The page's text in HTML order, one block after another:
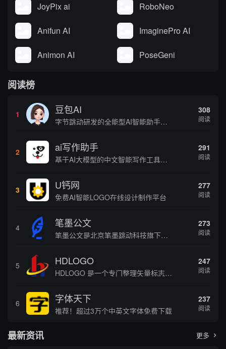
JoyPix ai RoboNeo
Anifun AI ImaginePro AI
Animon AI PoseGeni
阅读榜
1 豆包AI
字节跳动研发的全能型AI智能助手，提供智能对话、知识问答、内容创作、学习办公等一站式AI服务
308
阅读
2 ai写作助手
基于AI大模型的中文智能写作工具，面向学生、自媒体、职场人士提供一站式文本创作服务 核心定位 AI写作助手是依托人工智能技术打造的创作辅助平台，专注中文文本生成与优化，帮助用户快速完成各类文案、文章、论文等内容创作，提升写作效率 核心功能 ...
291
阅读
3 U钙网
免费AI智能LOGO在线设计制作平台
277
阅读
4 笔墨公文
笔墨公文是北京笔墨跳动科技旗下垂直公文赛道 AIGC 创作平台，深耕体制公文专业场景，依托海量标准公文语料训练专属大模型。平台整合 AI 公文生成、全维度智能校对、范文库、实时更新素材库、标准化公文模板五大核心板块，兼顾公文快速撰写、文稿合...
273
阅读
5 HDLOGO
HDLOGO 是一个专门整理矢量标志和图标的网站，提供各类品牌和公司的矢量标志下载服务，主要面向设计师、营销人员和企业用户，帮他们获取高质量的品牌标识资源。
247
阅读
6 字体天下
推荐！超过3万个中英文字体免费下载
237
阅读
最新资讯 更多 